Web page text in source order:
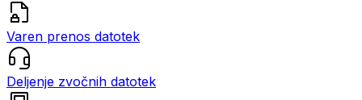
Varen prenos datotek
Deljenje zvočnih datotek